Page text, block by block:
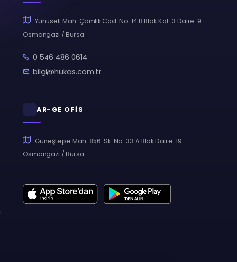
Yunuseli Mah. Çamlık Cad. No: 14 B Blok Kat: 3 Daire: 9
Osmangazi / Bursa
0 546 486 0614
bilgi@hukas.com.tr
AR-GE OFİS
Güneştepe Mah. 856. Sk. No: 33 A Blok Daire: 19
Osmangazi / Bursa